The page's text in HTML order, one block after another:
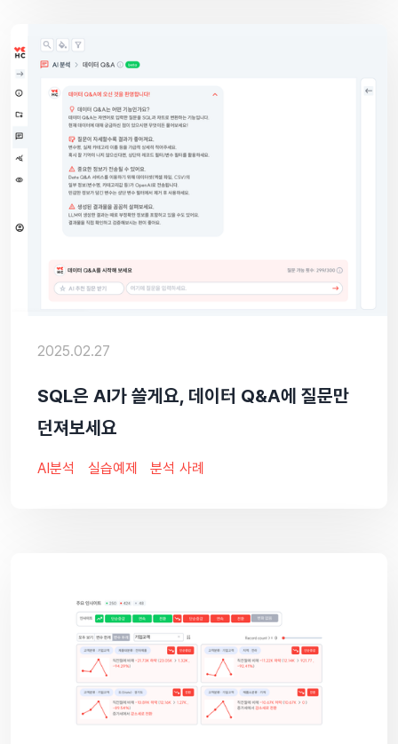
2025.02.27
SQL은 AI가 쓸게요, 데이터 Q&A에 질문만
던져보세요
AI분석 실습예제 분석 사례